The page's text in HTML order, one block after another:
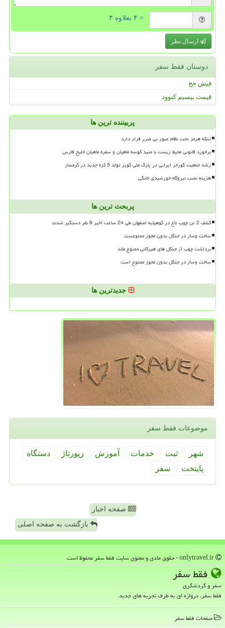
= ۴ بعلاوه ۳
ارسال نظر
دوستان فقط سفر
فیش حج
قیمت بیسیم کنوود
پربیننده ترین ها
تنگه هرمز تحت نظام عبور بی ضرر قرار دارد
برخورد قانونی محیط زیست با صید کوسه ماهیان و سفره ماهیان خلیج فارس
رشد جمعیت گورخر ایرانی در پارک ملی کویر تولد 5 کره جدید در گرمسار
هزینه نصب نیروگاه خورشیدی خانگی
پربحث ترین ها
کشف 2 تن چوب تاغ در کوهپایه اصفهان طی 24 ساعت اخیر 8 نفر دستگیر شدند
ساخت وساز در جنگل بدون مجوز ممنوعست
برداشت چوب از جنگل های هیرکانی ممنوع ماند
ساخت وساز در جنگل بدون مجوز ممنوع است
جدیدترین ها
موضوعات فقط سفر
شهر ثبت خدمات آموزش رپورتاژ
دستگاه
پایتخت
سفر
صفحه اخبار
بازگشت به صفحه اصلی
فقط سفر
سفر و گردشگری
فقط سفر، دروازه ای به طرف تجربه های جدید.
صفحات فقط سفر